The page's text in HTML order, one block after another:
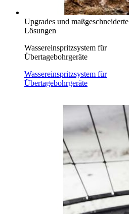
Upgrades und maßgeschneiderte
Lösungen
Wassereinspritzsystem für
Übertagebohrgeräte
Wassereinspritzsystem für
Übertagebohrgeräte